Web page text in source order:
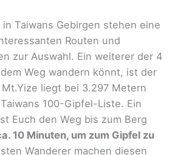
in Taiwans Gebirgen stehen eine
Routen und
zur Auswahl. Ein weiterer der 4
Weg wandern könnt, ist der
Mt.Yize liegt bei 3.297 Metern
100-Gipfel-Liste. Ein
Euch den Weg bis zum Berg
10 Minuten, um zum Gipfel zu
Wanderer machen diesen